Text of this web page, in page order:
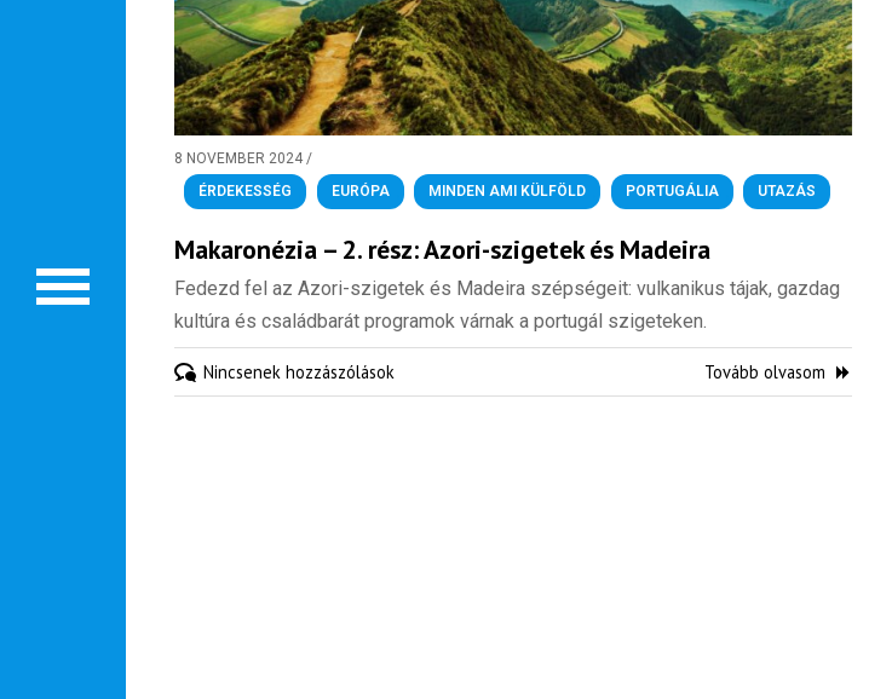
Partnerprogram
Oszd meg történeted!
Külföldi munkaajánlatok
Email Cím*
8 NOVEMBER 2024 /
ÉRDEKESSÉG
, EURÓPA , MINDEN AMI KÜLFÖLD , PORTUGÁLIA , UTAZÁS
Makaronézia – 2. rész: Azori-szigetek és Madeira
Fedezd fel az Azori-szigetek és Madeira szépségeit: vulkanikus tájak, gazdag
kultúra és családbarát programok várnak a portugál szigeteken.
Nincsenek hozzászólások Tovább olvasom